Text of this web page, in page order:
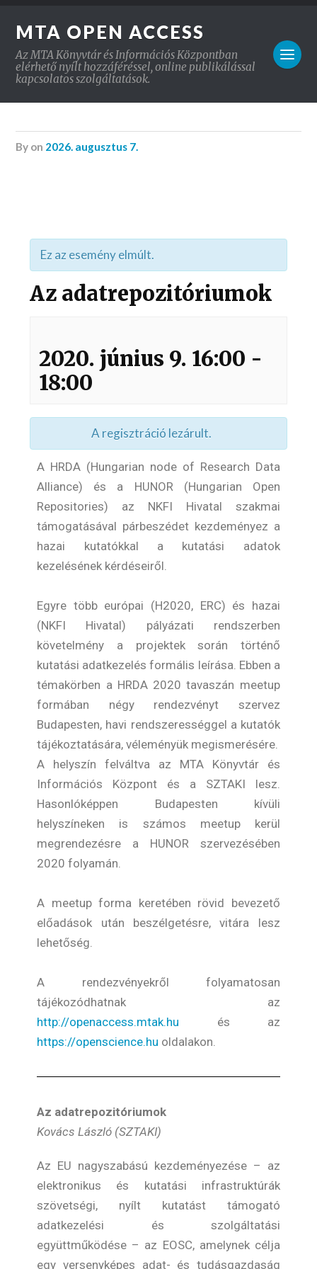
MTA OPEN ACCESS
Az MTA Könyvtár és Információs Központban
elérhető nyílt hozzáféréssel, online publikálással
kapcsolatos szolgáltatások.
by on 2026. augusztus 7.
Ez az esemény elmúlt.
Az adatrepozitóriumok
2020. június 9. 16:00 -
18:00
A regisztráció lezárult.
A HRDA (Hungarian node of Research Data
Alliance) és a HUNOR (Hungarian Open
Repositories) az NKFI Hivatal szakmai
támogatásával párbeszédet kezdeményez a
hazai kutatókkal a kutatási adatok
kezelésének kérdéseiről.
Egyre több európai (H2020, ERC) és hazai
(NKFI Hivatal) pályázati rendszerben
követelmény a projektek során történő
kutatási adatkezelés formális leírása. Ebben a
témakörben a HRDA 2020 tavaszán meetup
formában négy rendezvényt szervez
Budapesten, havi rendszerességgel a kutatók
tájékoztatására, véleményük megismerésére.
A helyszín felváltva az MTA Könyvtár és
Információs Központ és a SZTAKI lesz.
Hasonlóképpen Budapesten kívüli
helyszíneken is számos meetup kerül
megrendezésre a HUNOR szervezésében
2020 folyamán.
A meetup forma keretében rövid bevezető
előadások után beszélgetésre, vitára lesz
lehetőség.
A rendezvényekről folyamatosan
tájékozódhatnak az
http://openaccess.mtak.hu és az
https://openscience.hu oldalakon.
Az adatrepozitóriumok
Kovács László (SZTAKI)
Az EU nagyszabású kezdeményezése – az
elektronikus és kutatási infrastruktúrák
szövetségi, nyílt kutatást támogató
adatkezelési és szolgáltatási
együttműködése – az EOSC, amelynek célja
egy versenyképes adat- és tudásgazdaság